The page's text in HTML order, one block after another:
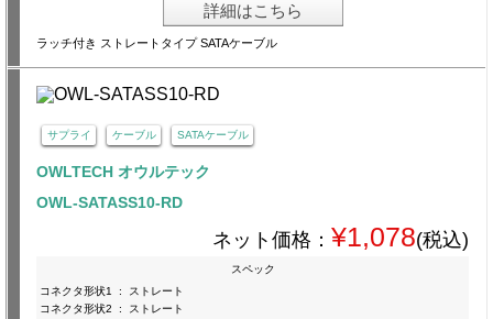
詳細はこちら
ラッチ付き ストレートタイプ SATAケーブル
サプライ ケーブル SATAケーブル
OWLTECH オウルテック
OWL-SATASS10-RD
ネット価格： ¥1,078(税込)
スペック
コネクタ形状1
:
ストレート
コネクタ形状2
:
ストレート